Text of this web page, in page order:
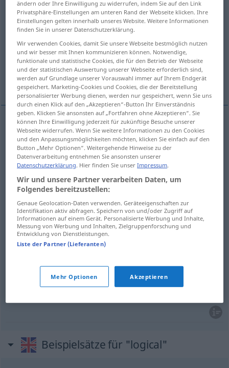
Übersicht aller Übersetzungen
(Für mehr Details die Übersetzung anklicken/antippen)
logisch folgerichtig, konsequent
notwendig, natürlich logisch
logisch logical
folgerichtig,konsequent logical logically
consistent
notwendig, natürlich logical
Beispielsätze für "logical"
ändern oder Ihre Einwilligung zu widerrufen, indem Sie auf den Link
Privatsphäre-Einstellungen am unteren Rand der Webseite klicken. Ihre
Einstellungen gelten innerhalb unseres Website. Weitere Informationen
finden Sie in unserer Datenschutzerklärung.
Wir verwenden Cookies, damit Sie unsere Webseite bestmöglich nutzen
und wir besser mit Ihnen kommunizieren können. Notwendige,
funktionale und statistische Cookies, die für den Betrieb der Webseite
und der statistischen Auswertung unserer Webseite erforderlich sind,
werden auf Grundlage unserer Vorauswahl immer auf Ihrem Endgerät
gespeichert. Marketing-Cookies und Cookies, die der Bereitstellung
personalisierter Werbung dienen, werden nur gespeichert, wenn Sie uns
durch einen Klick auf den „Akzeptieren“-Button Ihr Einverständnis
geben. Klicken Sie ansonsten auf „Fortfahren ohne Akzeptieren“. Sie
können Ihre Einwilligung jederzeit für zukünftige Besuche unserer
Webseite widerrufen. Wenn Sie weitere Informationen zu den Cookies
und den Anpassungsmöglichkeiten möchten, klicken Sie einfach auf den
Button „Mehr Optionen“. Weitergehende Hinweise zu der
Datenverarbeitung entnehmen Sie ansonsten unserer
Datenschutzerklärung. Hier finden Sie unserImpressum.
Wir und unsere Partner verarbeiten Daten, um
Folgendes bereitzustellen:
Genaue Geolocation-Daten verwenden. Geräteeigenschaften zur
Identifikation aktiv abfragen. Speichern von und/oder Zugriff auf
Informationen auf einem Gerät. Personalisierte Werbung und Inhalte,
Messung von Werbung und Inhalten, Zielgruppenforschung und
Entwicklung von Dienstleistungen.
Liste der Partner (Lieferanten)
Mehr Optionen Akzeptieren